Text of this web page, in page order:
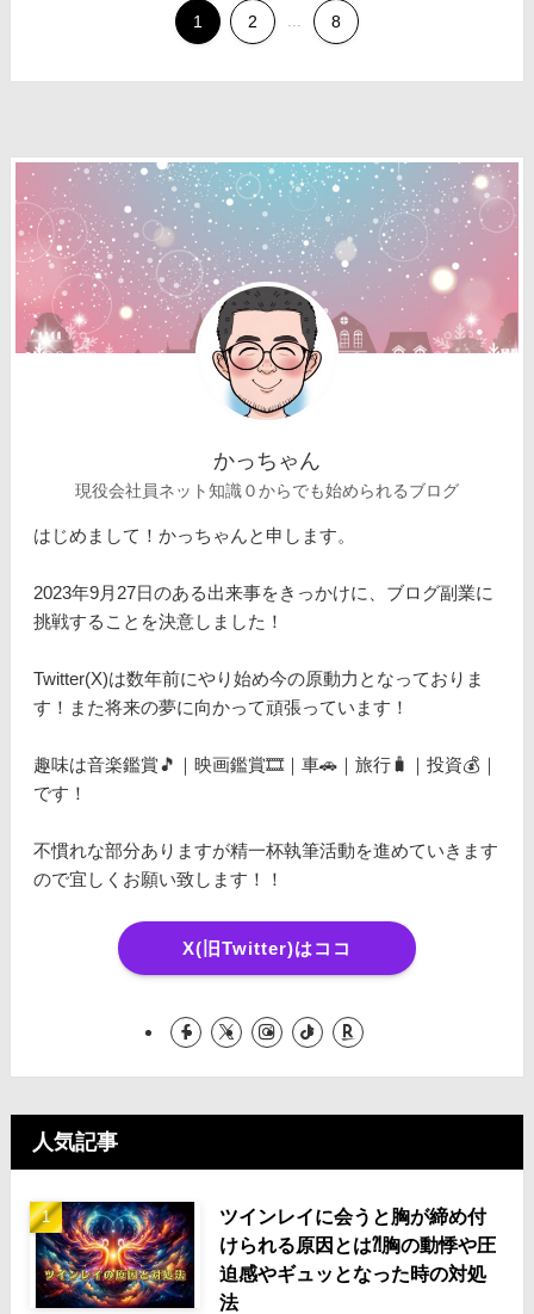
1 2 ... 8
かっちゃん
現役会社員ネット知識０からでも始められるブログ
はじめまして！かっちゃんと申します。
2023年9月27日のある出来事をきっかけに、ブログ副業に
挑戦することを決意しました！
Twitter(X)は数年前にやり始め今の原動力となっておりま
す！また将来の夢に向かって頑張っています！
趣味は音楽鑑賞🎵｜映画鑑賞🎞️｜車🚗｜旅行🧳｜投資💰｜
です！
不慣れな部分ありますが精一杯執筆活動を進めていきます
ので宜しくお願い致します！！
X(旧Twitter)はココ
人気記事
ツインレイに会うと胸が締め付
けられる原因とは⁈胸の動悸や圧
迫感やギュッとなった時の対処
法